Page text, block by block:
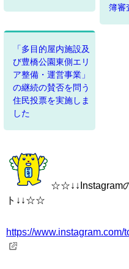
簿審
「多目的屋内施設及
び豊橋公園東側エリ
ア整備・運営事業」
の継続の賛否を問う
住民投票を実施しま
した
☆☆↓↓Instagram
ト↓↓☆☆
https://www.instagram.com/